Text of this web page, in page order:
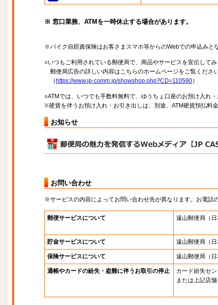
※ 窓口業務、ATMを一時休止する場合があります。
※バイク自賠責保険はお客さまスマホ等からのWebでの申込みと
○いつもご利用されている郵便局で、商品やサービスを宣伝して
郵便局広告の詳しい内容はこちらのホームページをご覧くださ
（ https://www.jp-comm.jp/showshop.php?CD=110590）
○ATMでは、いつでも手数料無料で、ゆうちょ口座のお預け入れ
※硬貨を伴うお預け入れ・お引き出しは、別途、ATM硬貨預払料
お知らせ
お問い合わせ
※サービスの内容によってお問い合わせ先が異なります。お電話
郵便サービスについて 遠山郵便局 （
貯金サービスについて 遠山郵便局 （
保険サービスについて 遠山郵便局 （
通帳やカードの紛失・盗難に伴うお取引の停止
カード紛失セ
または上記店舗